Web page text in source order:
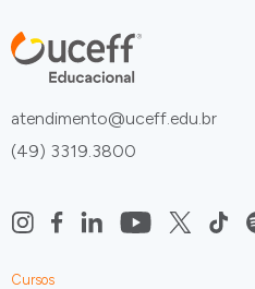
atendimento@uceff.edu.br
(49) 3319.3800
Cursos